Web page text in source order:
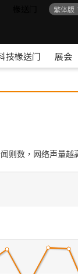
繁体版
技椽送门 展会
则数，网络声量越